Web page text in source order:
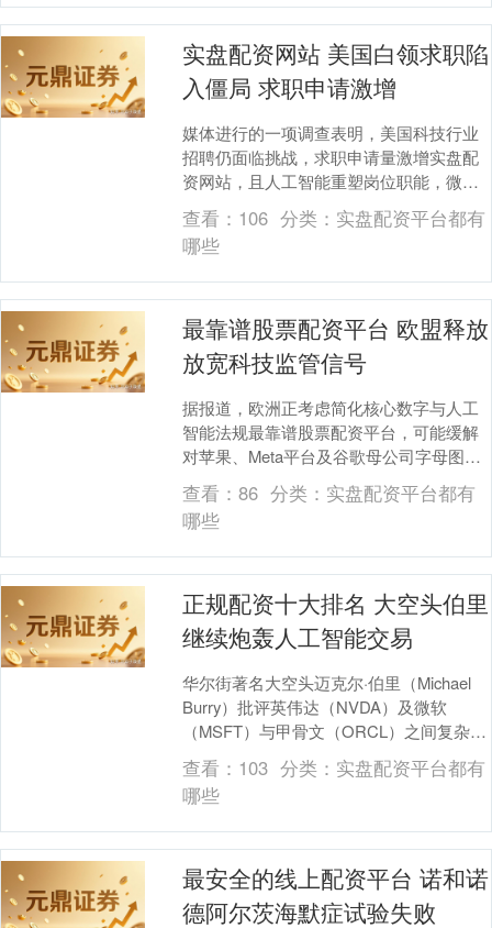
实盘配资网站 美国白领求职陷
入僵局 求职申请激增
媒体进行的一项调查表明，美国科技行业
招聘仍面临挑战，求职申请量激增实盘配
资网站，且人工智能重塑岗位职能，微软
等大型企业在关键领域选择性招聘的同时
持续精简架构。 ....
查看： 106 分类： 实盘配资平台都有
哪些
最靠谱股票配资平台 欧盟释放
放宽科技监管信号
据报道，欧洲正考虑简化核心数字与人工
智能法规最靠谱股票配资平台，可能缓解
对苹果、Meta平台及谷歌母公司字母图的
压力。 海量资讯、精准解读，尽在新浪财
经APP ....
查看：86 分类： 实盘配资平台都有
哪些
正规配资十大排名 大空头伯里
继续炮轰人工智能交易
华尔街著名大空头迈克尔·伯里（Michael
Burry）批评英伟达（NVDA）及微软
（MSFT）与甲骨文（ORCL）之间复杂的
人工智能“互换”交易。尽管分析师....
查看： 103 分类： 实盘配资平台都有
哪些
最安全的线上配资平台 诺和诺
德阿尔茨海默症试验失败